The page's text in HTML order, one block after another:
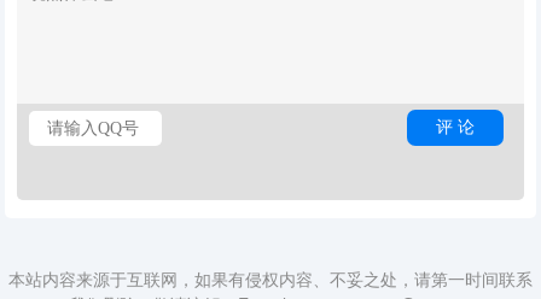
本站内容来源于互联网，如果有侵权内容、不妥之处，请第一时间联系